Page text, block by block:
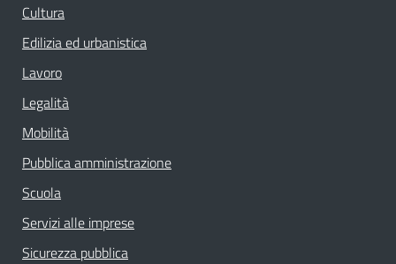
Cultura
Edilizia ed urbanistica
Lavoro
Legalità
Mobilità
Pubblica amministrazione
Scuola
Servizi alle imprese
Sicurezza pubblica